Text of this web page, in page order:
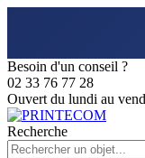
Besoin d'un conseil ?
02 33 76 77 28
Ouvert du lundi au
Recherche